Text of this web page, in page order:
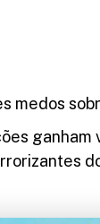
medos
ganham